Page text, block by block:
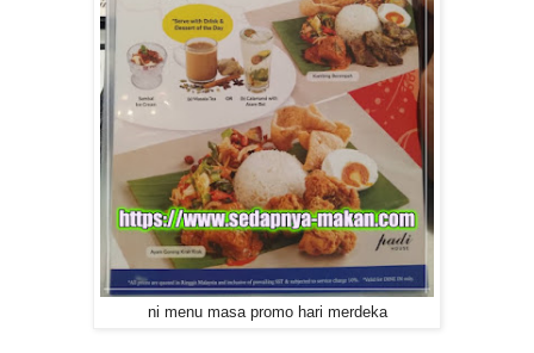
ni menu masa promo hari merdeka